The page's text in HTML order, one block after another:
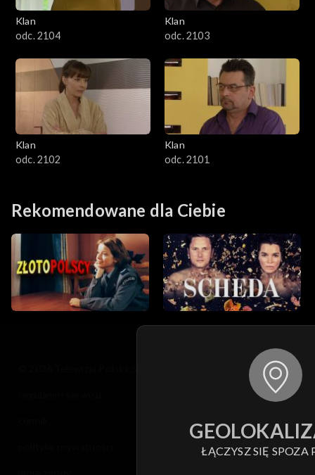
Klan
odc. 2104
Klan
odc. 2103
Klan
odc. 2102
Klan
odc. 2101
Rekomendowane dla Ciebie
ŁĄCZYSZ SIĘ SPOZA